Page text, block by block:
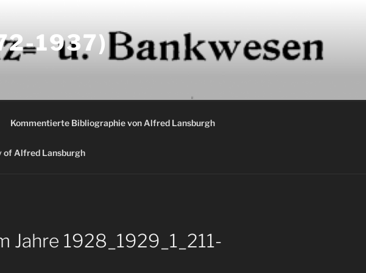
1937)
Kommentierte Bibliographie von Alfred Lansburgh
of Alfred Lansburgh
Jahre 1928_1929_1_211-